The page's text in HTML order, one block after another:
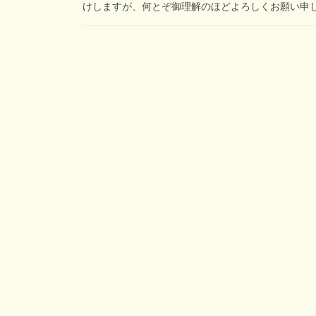
けしますが、何とぞ御理解のほどよろしくお願い申